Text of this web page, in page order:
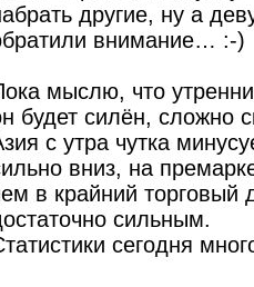
другие, ну а
внимание… :-)
мыслю, что
будет силён, сложно
с утра чутка
вниз, на
в крайний торговый
сильным.
сегодня